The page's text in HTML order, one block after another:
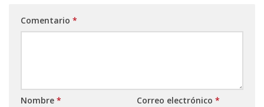
Comentario *
Nombre * Correo electrónico *